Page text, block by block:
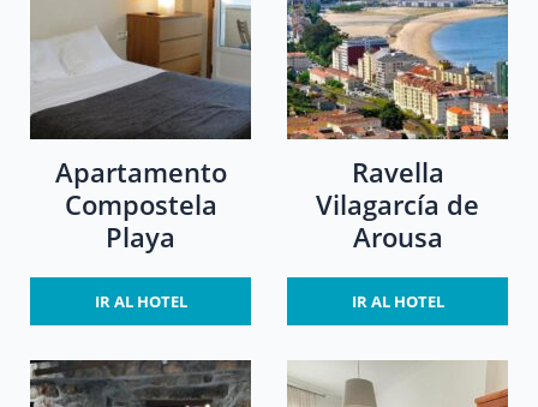
Apartamento
Compostela
Playa
IR AL HOTEL
Ravella
Vilagarcía de
Arousa
IR AL HOTEL